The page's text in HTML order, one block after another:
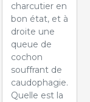
charcutier en
bon état, et à
droite une
queue de
cochon
souffrant de
caudophagie.
Quelle est la